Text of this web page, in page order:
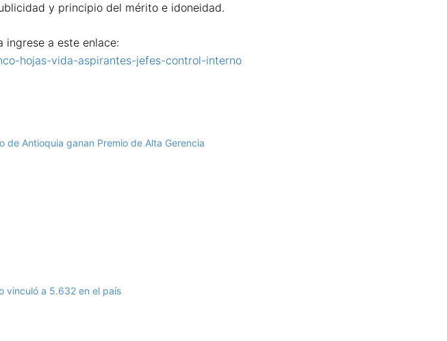
y principio del mérito e idoneidad.
ingrese a este enlace:
hojas-vida-aspirantes-jefes-control-interno
de Antioquia ganan Premio de Alta Gerencia
vinculó a 5.632 en el país